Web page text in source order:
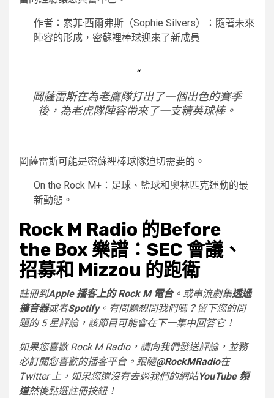
作者：索菲·西爾弗斯（Sophie Silvers）：隨著未來
陣容的形成，密蘇裡棒球迎來了新成員
岡薩雷斯在為老鷹隊打出了一個出色的賽季
後，為老虎隊陣容帶來了一支精英球棒。
岡薩雷斯可能是密蘇裡棒球隊迫切需要的。
On the Rock M+：足球、籃球和奧林匹克運動的最
新動態。
Rock M Radio 的Before
the Box 樂譜：SEC 會議、
招募和 Mizzou 的跑衛
註冊到Apple 播客上的 Rock M 電台。或串流劇集透過
擴音器或者Spotify。有問題想問我們嗎？留下您的問
題的 5 星評論，該節目可能會在下一集中回答它！
如果您喜歡 Rock M Radio，請向我們發送評論，並務
必訂閱您喜歡的播客平台。跟隨@RockMRadio在
Twitter 上，如果您還沒有去過我們的網站YouTube 頻
道然後點選註冊按鈕！